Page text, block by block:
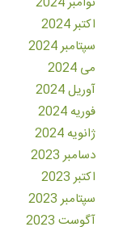
اکتبر 2024
سپتامبر 2024
می 2024
آوریل 2024
فوریه 2024
ژانویه 2024
دسامبر 2023
اکتبر 2023
سپتامبر 2023
آگوست 2023